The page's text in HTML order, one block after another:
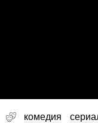
комедия